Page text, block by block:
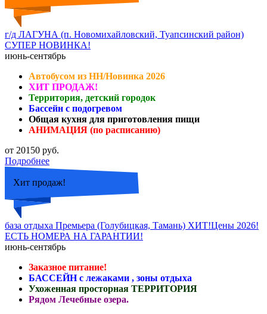
г/д ЛАГУНА (п. Новомихайловский, Туапсинский район)
СУПЕР НОВИНКА!
июнь-сентябрь
Автобусом из НН/Новинка 2026
ХИТ ПРОДАЖ!
Территория, детский городок
Бассейн с подогревом
Общая кухня для приготовления пищи
АНИМАЦИЯ (по расписанию)
от 20150 руб.
Подробнее
Хит продаж!
база отдыха Премьера (Голубицкая, Тамань) ХИТ!Цены 2026!
ЕСТЬ НОМЕРА НА ГАРАНТИИ!
июнь-сентябрь
Заказное питание!
БАССЕЙН с лежаками , зоны отдыха
Ухоженная просторная ТЕРРИТОРИЯ
Рядом Лечебные озера.